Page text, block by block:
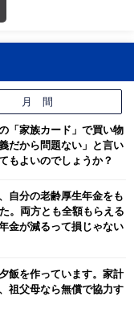
月 間
「家族カード」で買い物
だから問題ない」と言い
もよいのでしょうか？
自分の老齢厚生年金をも
。両方とも全額もらえる
金が減るって損じゃない
飯を作っています。家計
祖父母なら無償で協力す